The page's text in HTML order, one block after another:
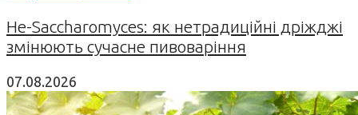
Не-Saccharomyces: як нетрадиційні дріжджі
змінюють сучасне пивоваріння
07.08.2026